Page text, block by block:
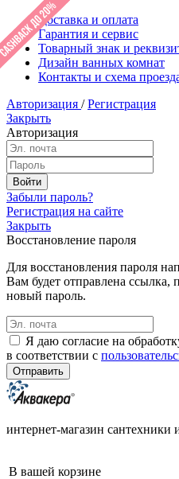
Доставка и оплата
Гарантия и сервис
Товарный знак и
Дизайн ванных комнат
Контакты и схема
Авторизация / Регистрация
Закрыть
Авторизация
Забыли пароль?
Регистрация на сайте
Закрыть
Восстановление пароля
Для восстановления пароля
Вам будет отправлена ссылка,
новый пароль.
Я даю согласие на
в соответствии с
интернет-магазин сантехники
В вашей корзине